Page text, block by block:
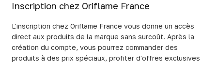
Inscription chez Oriflame France
L'inscription chez Oriflame France vous donne un accès
direct aux produits de la marque sans surcoût. Après la
création du compte, vous pourrez commander des
produits à des prix spéciaux, profiter d'offres exclusives